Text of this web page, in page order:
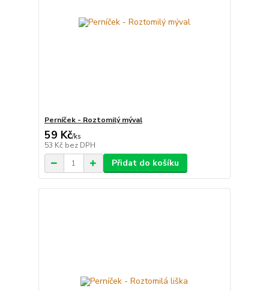
Perníček - Roztomilý mýval
59 Kč/ks
53 Kč bez DPH
Přidat do košíku